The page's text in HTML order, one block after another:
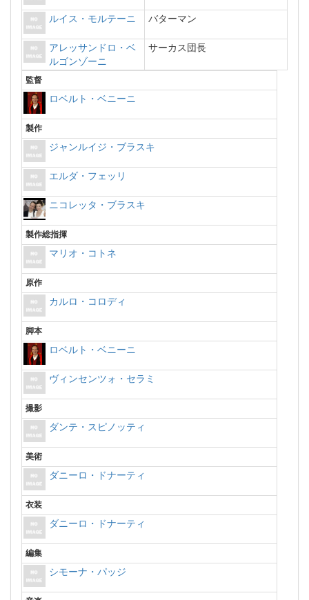
ルイス・モルテーニ バターマン
アレッサンドロ・ベ
ルゴンゾーニ
サーカス団長
監督
ロベルト・ベニーニ
製作
ジャンルイジ・ブラスキ
エルダ・フェッリ
ニコレッタ・ブラスキ
製作総指揮
マリオ・コトネ
原作
カルロ・コロディ
脚本
ロベルト・ベニーニ
ヴィンセンツォ・セラミ
撮影
ダンテ・スピノッティ
美術
ダニーロ・ドナーティ
衣装
ダニーロ・ドナーティ
編集
シモーナ・パッジ